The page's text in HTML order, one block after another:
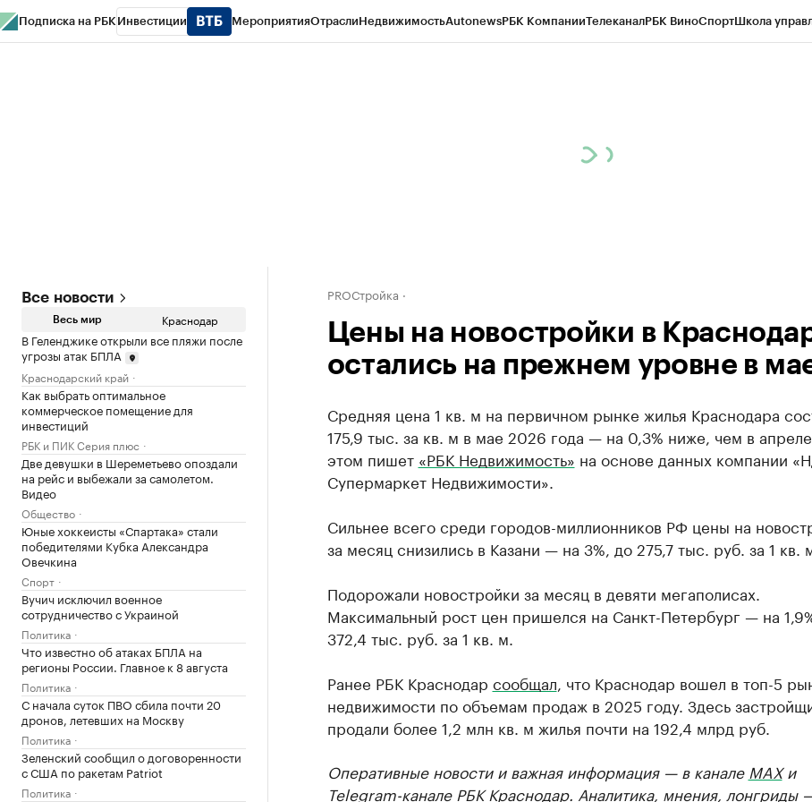
Подписка на РБК Инвестиции МероприятияОтраслиНедвижимостьAutonewsРБК КомпанииТелеканалРБК ВиноСпортШкола
Все новости
Весь мир Краснодар
В Геленджике открыли все пляжи после
угрозы атак БПЛА
Краснодарский край
Как выбрать оптимальное
коммерческое помещение для
инвестиций
РБК и ПИК Серия плюс
Две девушки в Шереметьево опоздали
на рейс и выбежали за самолетом.
Видео
Общество
Юные хоккеисты «Спартака» стали
победителями Кубка Александра
Овечкина
Спорт
Вучич исключил военное
сотрудничество с Украиной
Политика
Что известно об атаках БПЛА на
регионы России. Главное к 8 августа
Политика
С начала суток ПВО сбила почти 20
дронов, летевших на Москву
Политика
Зеленский сообщил о договоренности
с США по ракетам Patriot
Политика
PROСтройка
Цены на новостройки в
остались на прежнем уровне в
Средняя цена 1 кв. м на первичном рынке жилья Краснодара
175,9 тыс. за кв. м в мае 2026 года — на 0,3% ниже, чем в
этом пишет «РБК Недвижимость» на основе данных компании
Супермаркет Недвижимости».
Сильнее всего среди городов-миллионников РФ цены на
за месяц снизились в Казани — на 3%, до 275,7 тыс. руб. за 1 кв.
Подорожали новостройки за месяц в девяти мегаполисах.
Максимальный рост цен пришелся на Санкт-Петербург — на
372,4 тыс. руб. за 1 кв. м.
Ранее РБК Краснодар сообщал , что Краснодар вошел в топ-5
недвижимости по объемам продаж в 2025 году. Здесь
продали более 1,2 млн кв. м жилья почти на 192,4 млрд руб.
Оперативные новости и важная информация — в канале MAXи
Telegram-канале РБК Краснодар. Аналитика, мнения, лонгриды